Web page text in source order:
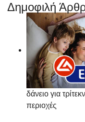
Δημοφιλή
δάνειο για
περιοχές